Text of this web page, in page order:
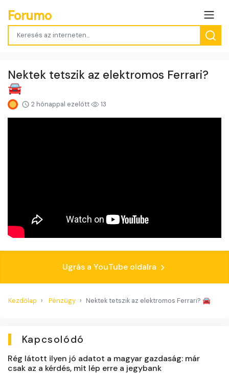
Forumo
Nektek tetszik az elektromos Ferrari?
🚘
2 hónappal ezelőtt 13
Ugrás a YouTube oldalra
Kezdőlap Pénzügy Nektek tetszik az elektromos Ferrari? 🚘
Kapcsolódó
Rég látott ilyen jó adatot a magyar gazdaság: már
csak az a kérdés, mit lép erre a jegybank